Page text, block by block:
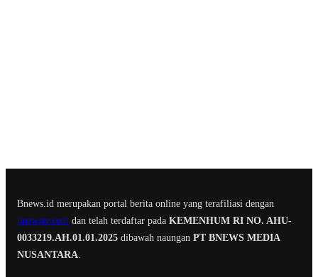
Bnews.id merupakan portal berita online yang terafiliasi dengan
bnewstv.com dan telah terdaftar pada KEMENHUM RI NO. AHU-
0033219.AH.01.01.2025 dibawah naungan PT BNEWS MEDIA
NUSANTARA